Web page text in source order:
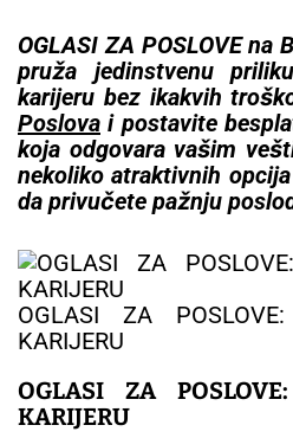
OGLASI ZA POSLOVE na
pruža jedinstvenu
karijeru bez ikakvih
Poslova i postavite
koja odgovara vašim
nekoliko atraktivnih
da privučete pažnju
OGLASI ZA
KARIJERU
OGLASI ZA
KARIJERU